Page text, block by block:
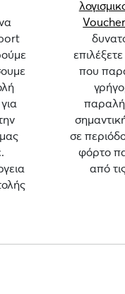
Voucher
που
σε
φόρτο
από